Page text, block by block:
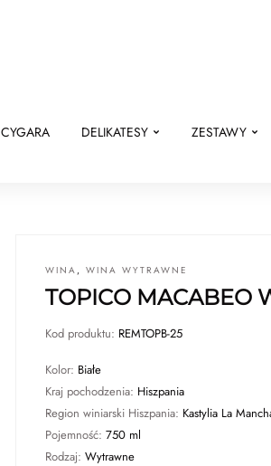
CYGARA DELIKATESY ZESTAWY
WINA , WINA WYTRAWNE
TOPICO MACABEO
Kod produktu: REMTOPB-25
Kolor: Białe
Kraj pochodzenia: Hiszpania
Region winiarski Hiszpania: Kastylia La
Pojemność: 750 ml
Rodzaj: Wytrawne